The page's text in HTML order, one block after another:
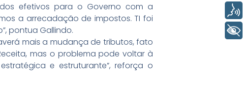
efetivos para o Governo com a
a arrecadação de impostos. TI foi
pontua Gallindo.
mais a mudança de tributos, fato
mas o problema pode voltar à
e estruturante”, reforça o